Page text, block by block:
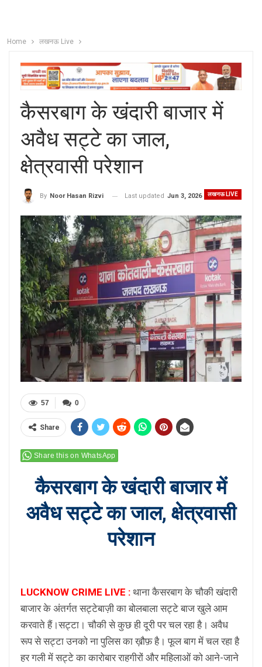
Home लखनऊ Live
कैसरबाग के खंदारी बाजार में
अवैध सट्टे का जाल,
क्षेत्रवासी परेशान
लखनऊ LIVE
By Noor Hasan Rizvi Last updated Jun 3, 2026
0
57
Share
Share this on WhatsApp
कैसरबाग के खंदारी बाजार में
अवैध सट्टे का जाल, क्षेत्रवासी
परेशान
LUCKNOW CRIME LIVE : थाना कैसरबाग के चौकी खंदारी
बाजार के अंतर्गत सट्टेबाज़ी का बोलबाला सट्टे बाज खुले आम
करवाते हैं।सट्टा। चौकी से कुछ ही दूरी पर चल रहा है। अवैध
रूप से सट्टा उनको ना पुलिस का ख़ौफ़ है। फूल बाग में चल रहा है
हर गली में सट्टे का कारोबार राहगीरों और महिलाओं को आने-जाने